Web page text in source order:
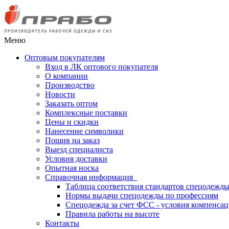
Меню
Оптовым покупателям
Вход в ЛК оптового покупателя
О компании
Производство
Новости
Заказать оптом
Комплексные поставки
Цены и скидки
Нанесение символики
Пошив на заказ
Выезд специалиста
Условия доставки
Опытная носка
Справочная информация
Таблица соответствия стандартов спецодежды
Нормы выдачи спецодежды по профессиям
Спецодежда за счет ФСС - условия
Правила работы на высоте
Контакты